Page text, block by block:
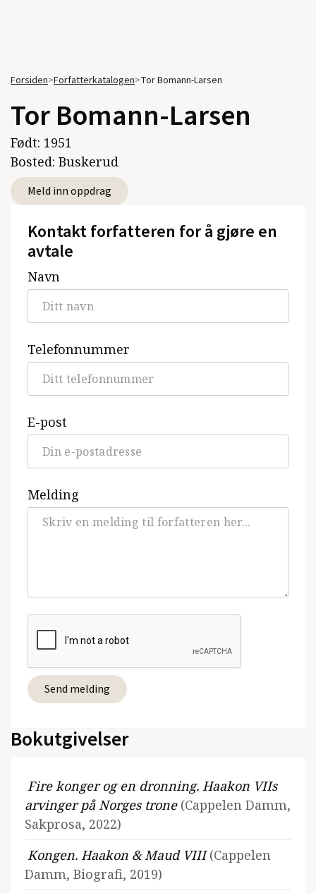
Forsiden>Forfatterkatalogen>Tor Bomann-Larsen
Tor Bomann-Larsen
Født: 1951
Bosted: Buskerud
Meld inn oppdrag
Kontakt forfatteren for å gjøre en
avtale
Navn
Telefonnummer
E-post
Melding
Bokutgivelser
Fire konger og en dronning. Haakon VIIs
arvinger på Norges trone (Cappelen Damm,
Sakprosa, 2022)
Kongen. Haakon & Maud VIII(Cappelen
Damm, Biografi, 2019)